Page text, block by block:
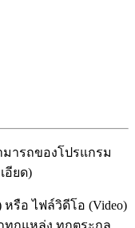
มารถของโปรแกรม
อียด)
รือ ไฟล์วิดีโอ (Video)